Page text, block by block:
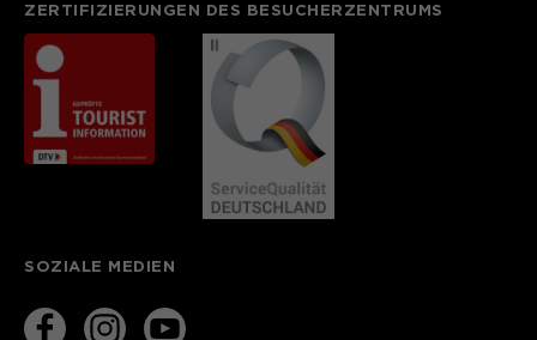
ZERTIFIZIERUNGEN DES BESUCHERZENTRUMS
SOZIALE MEDIEN